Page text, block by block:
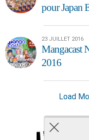
pour Japan
23 JUILLET 2016
Mangacast
2016
Load